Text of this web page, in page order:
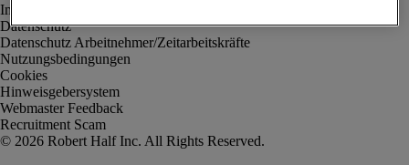
Impressum
Datenschutz
Datenschutz Arbeitnehmer/Zeitarbeitskräfte
Nutzungsbedingungen
Cookies
Hinweisgebersystem
Webmaster Feedback
Recruitment Scam